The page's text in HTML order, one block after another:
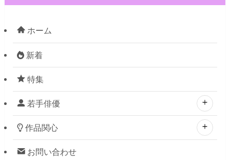
ホーム
新着
特集
若手俳優
作品関心
お問い合わせ